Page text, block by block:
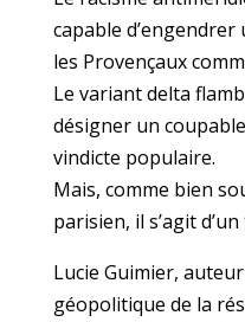
capable
les Provençaux
Le variant delta
désigner un
vindicte populaire.
Mais, comme bien
parisien, il s’agit
Lucie Guimier,
géopolitique de la